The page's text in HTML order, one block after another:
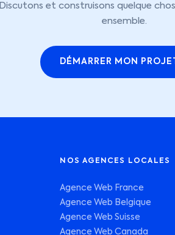
Discutons et construisons quelque
ensemble.
DÉMARRER MON
NOS AGENCES LOCALES
Agence Web France
Agence Web Belgique
Agence Web Suisse
Agence Web Canada